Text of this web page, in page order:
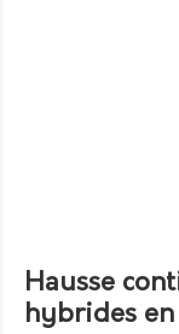
Hausse
hybrides